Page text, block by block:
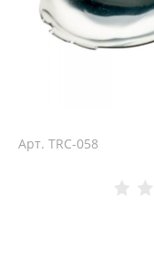
Арт. TRC-058